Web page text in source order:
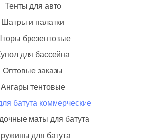
Тенты для авто
Шатры и палатки
брезентовые
для бассейна
Оптовые заказы
Ангары тентовые
батута коммерческие
маты для батута
для батута